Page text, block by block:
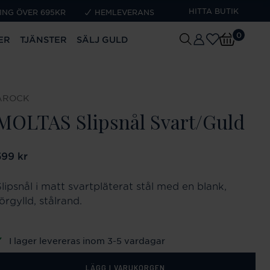
ÖVER 695KR HEMLEVERANS HITTA BUTIK
TJÄNSTER SÄLJ GULD 0
Slipsnål Svart/Guld
:599 kr
kr
i matt svartpläterat stål med en blank,
stålrand.
I lager levereras inom 3-5 vardagar
LÄGG I VARUKORGEN